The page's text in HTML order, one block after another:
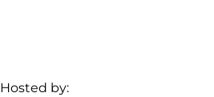
Hosted by: